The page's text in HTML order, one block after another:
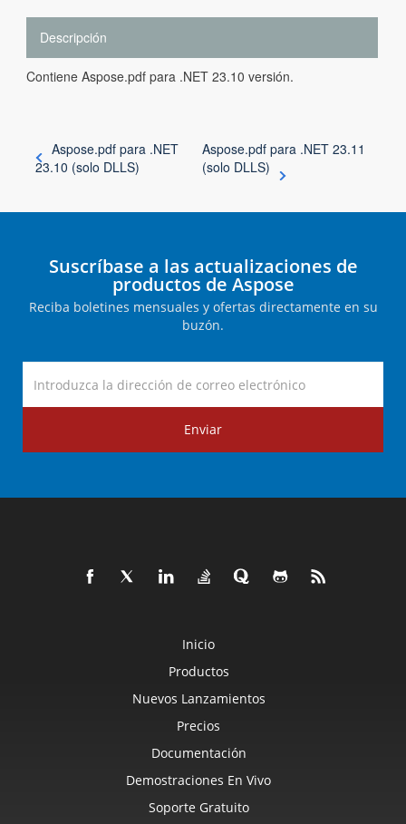
Descripción
Contiene Aspose.pdf para .NET 23.10 versión.
Aspose.pdf para .NET
23.10 (solo DLLS)
Aspose.pdf para .NET 23.11
(solo DLLS)
Suscríbase a las actualizaciones de
productos de Aspose
Reciba boletines mensuales y ofertas directamente en su
buzón.
Enviar
Inicio
Productos
Nuevos Lanzamientos
Precios
Documentación
Demostraciones En Vivo
Soporte Gratuito